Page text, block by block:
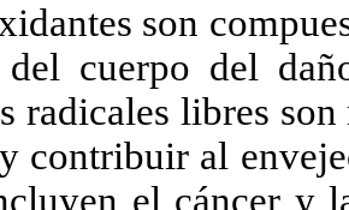
son
cuerpo del
radicales libres
contribuir al
el cáncer y